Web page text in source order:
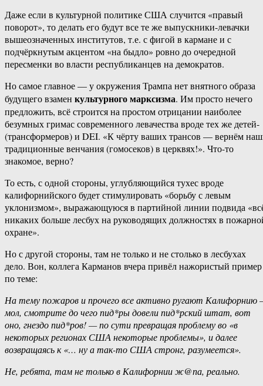
Даже если в культурной политике США случится «правый
поворот», то делать его будут все те же выпускники-левачки
вышеозначенных институтов, т.е. с фигой в кармане и с
подчёркнутым акцентом «на быдло» ровно до очередной
пересменки во власти республиканцев на демократов.
Но самое главное — у окружения Трампа нет внятного образа
будущего взамен культурного марксизма. Им просто нечего
предложить, всё строится на простом отрицании наиболее
безумных гримас современного левачества вроде тех же детей-
(трансформеров) и DEI. «К чёрту ваших трансов — вернём
традиционные венчания (гомосеков) в церквях!». Что-то
знакомое, верно?
То есть, с одной стороны, углубляющийся тухес вроде
калифорнийского будет стимулировать «борьбу с левым
уклонизмом», выражающуюся в партийной линии подвида
никаких больше лесбух на руководящих должностях в
охране».
Но с другой стороны, там не только и не столько в лесбухах
дело. Вон, коллега Карманов вчера привёл нажористый пример
по теме:
На тему пожаров и прочего все активно ругают Калифорнию
мол, смотрите до чего пид*ры довели пид*рский штат, вот
оно, гнездо пид*ров! — по сути превращая проблему во «в
некоторых регионах США некоторые проблемы», и далее
возвращаясь к «… ну а так-то США стронг, разумеется».
Не, ребята, там не только в Калифорнии ж@па, реально.